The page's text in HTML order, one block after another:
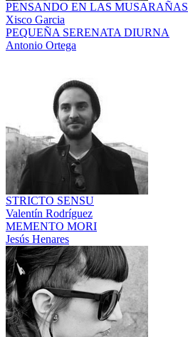
PENSANDO EN LAS MUSARAÑAS
Xisco Garcia
PEQUEÑA SERENATA DIURNA
Antonio Ortega
STRICTO SENSU
Valentín Rodríguez
MEMENTO MORI
Jesús Henares